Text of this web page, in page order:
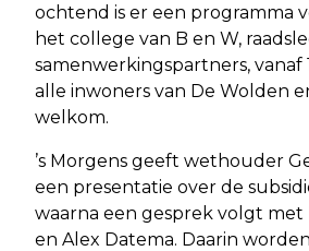
ochtend is er een programma
het college van B en W,
samenwerkingspartners, vanaf
alle inwoners van De Wolden
welkom.
’s Morgens geeft wethouder
een presentatie over de
waarna een gesprek volgt met
en Alex Datema. Daarin